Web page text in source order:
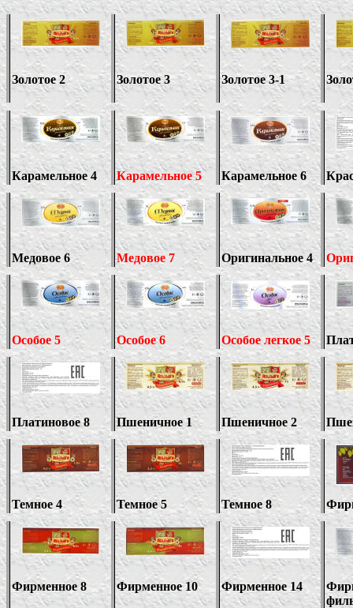
Золотое 2 Золотое 3 Золотое 3-1
Карамельное 4 Карамельное 5 Карамельное 6
Медовое 6 Медовое 7 Оригинальное 4
Особое 5 Особое 6 Особое легкое 5
Платиновое8 Пшеничное 1 Пшеничное 2
Темное 4 Темное 5 Темное8
Фирменное 8 Фирменное 10 Фирменное14